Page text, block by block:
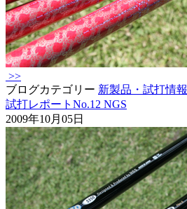
>>
ブログカテゴリー 新製品・試打情報
試打レポートNo.12 NGS
2009年10月05日